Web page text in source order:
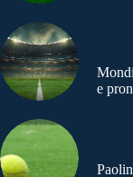
e